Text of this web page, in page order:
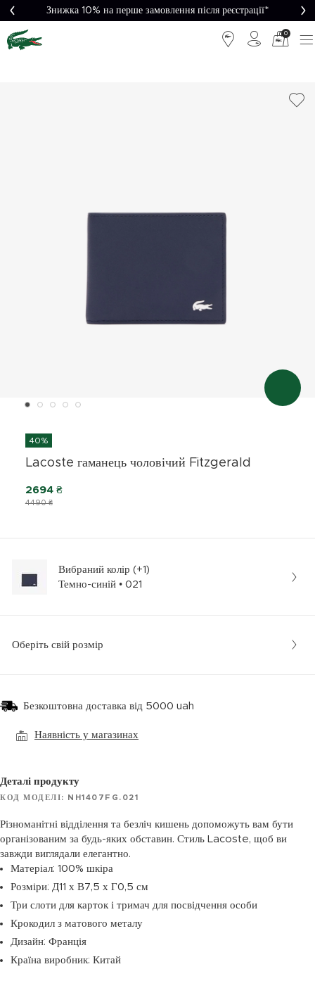
Знижка 10% на перше замовлення після реєстрації*
0
40%
Lacoste гаманець чоловічий Fitzgerald
4490 ₴
2694 ₴
Вибраний колір (+1)
Темно-синій • 021
Оберіть свій розмір
Безкоштовна доставка від 5000 uah
Наявність у магазинах
Деталі продукту
КОД МОДЕЛІ: NH1407FG.021
Різноманітні відділення та безліч кишень допоможуть вам бути
організованим за будь-яких обставин. Стиль Lacoste, щоб ви
завжди виглядали елегантно.
Матеріал: 100% шкіра
Розміри: Д11 х В7,5 х Г0,5 см
Три слоти для карток і тримач для посвідчення особи
Крокодил з матового металу
Дизайн: Франція
Країна виробник: Китай
доставка від